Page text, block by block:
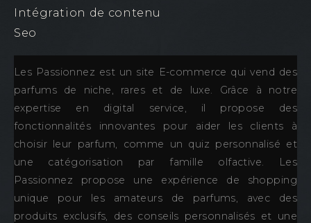
Intégration de contenu
Seo
Les Passionnez est un site E-commerce qui vend des
parfums de niche, rares et de luxe. Grâce à notre
expertise en digital service, il propose des
fonctionnalités innovantes pour aider les clients à
choisir leur parfum, comme un quiz personnalisé et
une catégorisation par famille olfactive. Les
Passionnez propose une expérience de shopping
unique pour les amateurs de parfums, avec des
produits exclusifs, des conseils personnalisés et une